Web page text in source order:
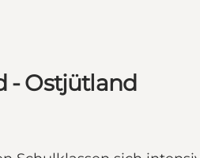
- Ostjütland